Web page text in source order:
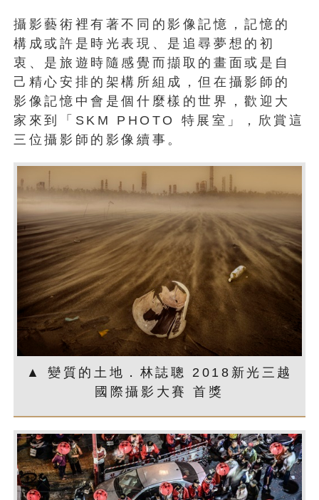
攝影藝術裡有著不同的影像記憶，記憶的
構成或許是時光表現、是追尋夢想的初
衷、是旅遊時隨感覺而擷取的畫面或是自
己精心安排的架構所組成，但在攝影師的
影像記憶中會是個什麼樣的世界，歡迎大
家來到「SKM PHOTO 特展室」，欣賞這
三位攝影師的影像續事。
▲ 變質的土地．林誌聰 2018新光三越
國際攝影大賽 首獎